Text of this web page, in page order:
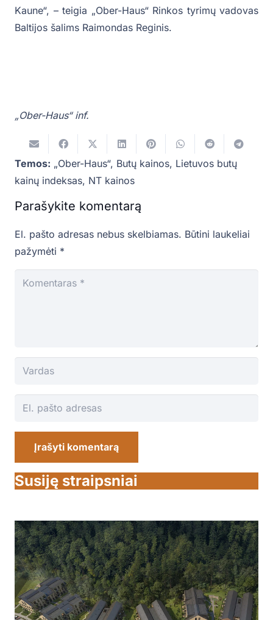
Kaune“, – teigia „Ober-Haus“ Rinkos tyrimų vadovas
Baltijos šalims Raimondas Reginis.
„Ober-Haus“ inf.
Temos: „Ober-Haus“, Butų kainos, Lietuvos butų
kainų indeksas, NT kainos
Parašykite komentarą
El. pašto adresas nebus skelbiamas. Būtini laukeliai
pažymėti *
Įrašyti komentarą
Susiję straipsniai